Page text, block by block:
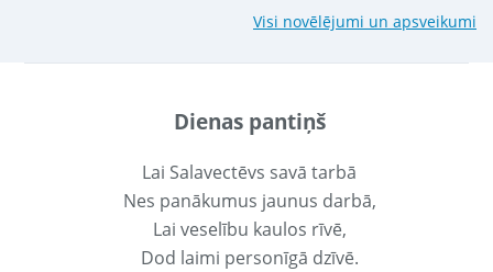
Visi novēlējumi un apsveikumi
Dienas pantiņš
Lai Salavectēvs savā tarbā
Nes panākumus jaunus darbā,
Lai veselību kaulos rīvē,
Dod laimi personīgā dzīvē.